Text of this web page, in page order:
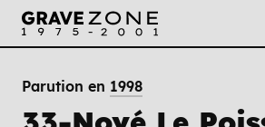
Parution en 1998